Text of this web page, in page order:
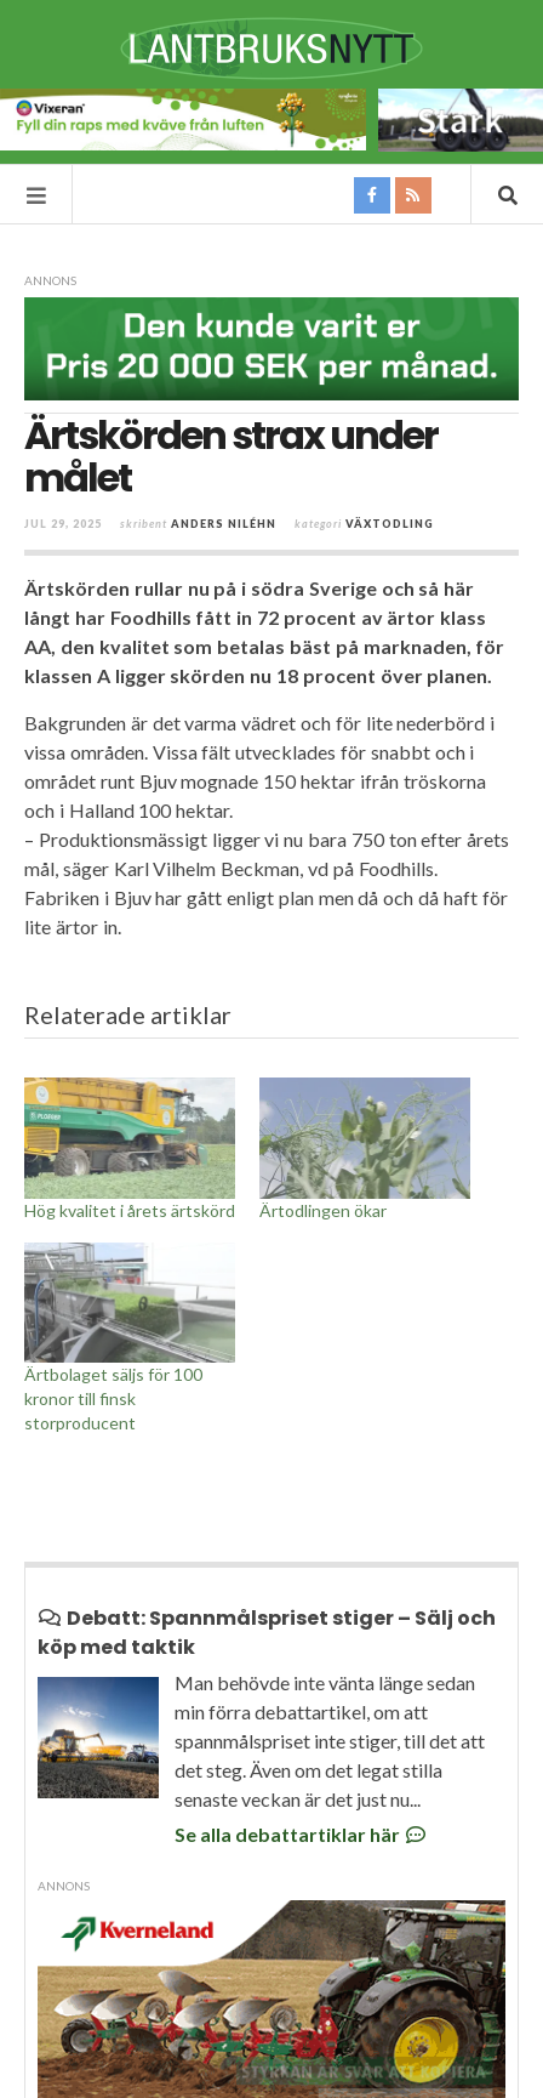
ANNONS
Ärtskörden strax under
målet
JUL 29, 2025 skribent ANDERS NILÉHN kategori VÄXTODLING
Ärtskörden rullar nu på i södra Sverige och så här
långt har Foodhills fått in 72 procent av ärtor klass
AA, den kvalitet som betalas bäst på marknaden, för
klassen A ligger skörden nu 18 procent över planen.
Bakgrunden är det varma vädret och för lite nederbörd i
vissa områden. Vissa fält utvecklades för snabbt och i
området runt Bjuv mognade 150 hektar ifrån tröskorna
och i Halland 100 hektar.
– Produktionsmässigt ligger vi nu bara 750 ton efter årets
mål, säger Karl Vilhelm Beckman, vd på Foodhills.
Fabriken i Bjuv har gått enligt plan men då och då haft för
lite ärtor in.
Relaterade artiklar
Hög kvalitet i årets ärtskörd Ärtodlingen ökar
Ärtbolaget säljs för 100
kronor till finsk
storproducent
Debatt: Spannmålspriset stiger – Sälj och
köp med taktik
Man behövde inte vänta länge sedan
min förra debattartikel, om att
spannmålspriset inte stiger, till det att
det steg. Även om det legat stilla
senaste veckan är det just nu...
Se alla debattartiklar här
ANNONS